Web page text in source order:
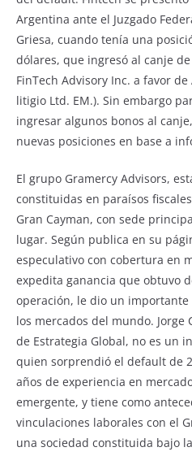
Argentina ante el Juzgado
Griesa, cuando tenía una
dólares, que ingresó al canje
FinTech Advisory Inc. a favor
litigio Ltd. EM.). Sin embargo
ingresar algunos bonos al
nuevas posiciones en base a
El grupo Gramercy Advisors,
constituidas en paraísos
Gran Cayman, con sede
lugar. Según publica en su
especulativo con cobertura en
expedita ganancia que obtuvo
operación, le dio un
los mercados del mundo. Jorge
de Estrategia Global, no es un
quien sorprendió el default de
años de experiencia en
emergente, y tiene como
vinculaciones laborales con el
una sociedad constituida bajo